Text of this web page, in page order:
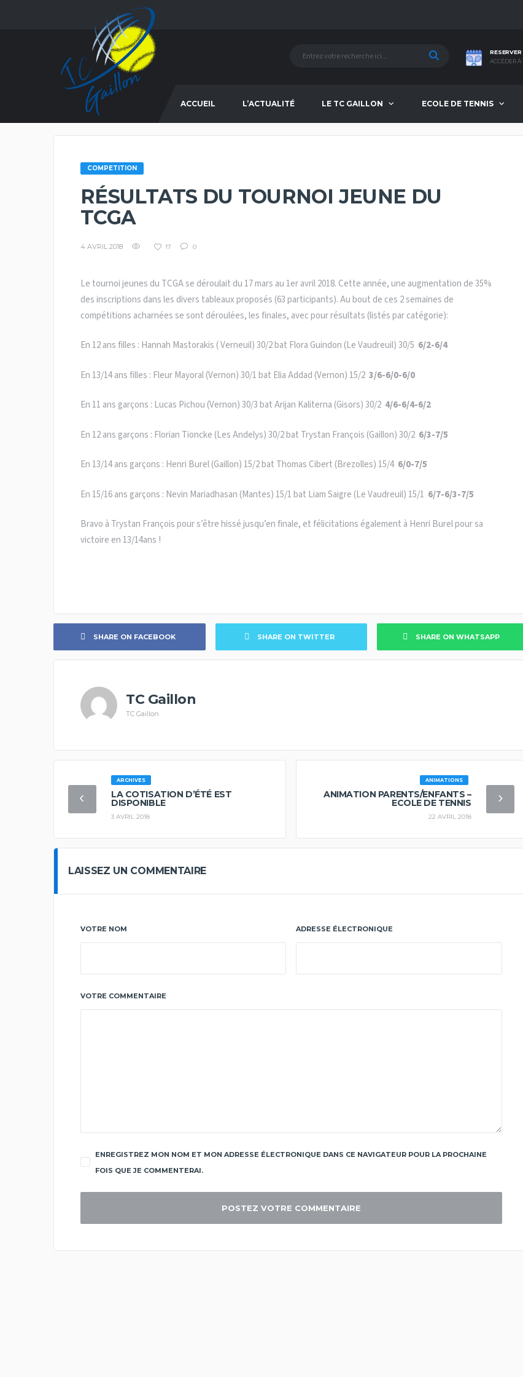
ACCÉDER
ACCUEIL L’ACTUALITÉ LE TC GAILLON ECOLE DE TENNIS
COMPETITION
RÉSULTATS DU TOURNOI JEUNE DU
TCGA
4 AVRIL 2018 17 0
Le tournoi jeunes du TCGA se déroulait du 17 mars au 1er avril 2018. Cette année, une augmentation de 35%
des inscriptions dans les divers tableaux proposés (63 participants). Au bout de ces 2 semaines de
compétitions acharnées se sont déroulées, les finales, avec pour résultats (listés par catégorie):
En 12 ans filles : Hannah Mastorakis ( Verneuil) 30/2 bat Flora Guindon (Le Vaudreuil) 30/5 6/2-6/4
En 13/14 ans filles : Fleur Mayoral (Vernon) 30/1 bat Elia Addad (Vernon) 15/2 3/6-6/0-6/0
En 11 ans garçons : Lucas Pichou (Vernon) 30/3 bat Arijan Kaliterna (Gisors) 30/2 4/6-6/4-6/2
En 12 ans garçons : Florian Tioncke (Les Andelys) 30/2 bat Trystan François (Gaillon) 30/2 6/3-7/5
En 13/14 ans garçons : Henri Burel (Gaillon) 15/2 bat Thomas Cibert (Brezolles) 15/4 6/0-7/5
En 15/16 ans garçons : Nevin Mariadhasan (Mantes) 15/1 bat Liam Saigre (Le Vaudreuil) 15/1 6/7-6/3-7/5
Bravo à Trystan François pour s’être hissé jusqu’en finale, et félicitations également à Henri Burel pour sa
victoire en 13/14ans !
SHARE ON FACEBOOK SHARE ON TWITTER SHARE ON WHATSAPP
TC Gaillon
TC Gaillon
ARCHIVES
LA COTISATION D’ÉTÉ EST
DISPONIBLE
3 AVRIL 2018
ANIMATIONS
ANIMATION PARENTS/ENFANTS –
ECOLE DE TENNIS
22 AVRIL 2018
LAISSEZ UN COMMENTAIRE
VOTRE NOM ADRESSE ÉLECTRONIQUE
VOTRE COMMENTAIRE
ENREGISTREZ MON NOM ET MON ADRESSE ÉLECTRONIQUE DANS CE NAVIGATEUR POUR LA PROCHAINE
FOIS QUE JE COMMENTERAI.